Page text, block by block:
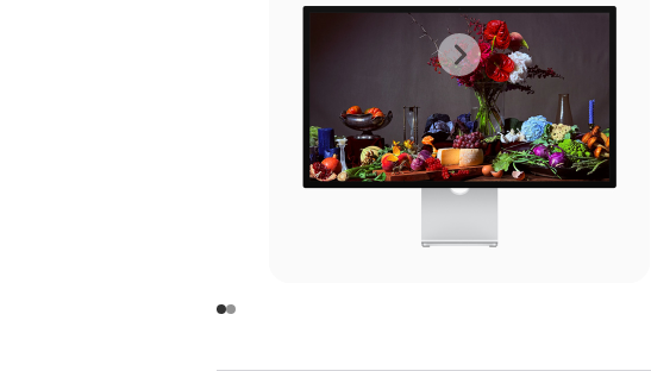
上
一
张
图
下
一
张
图